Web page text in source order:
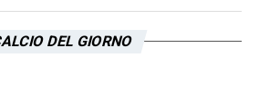
secondo ilCorriere
un adeguamento economico
DEL GIORNO